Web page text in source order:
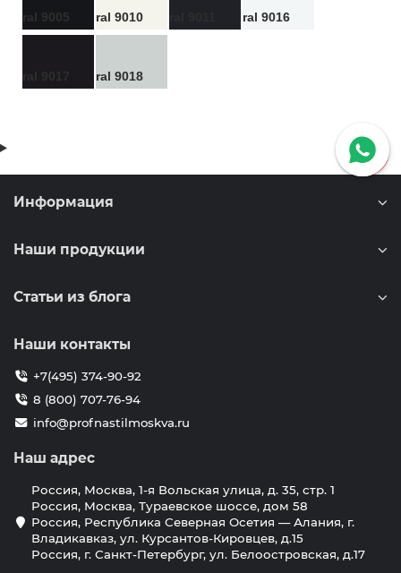
ral 9005 ral 9010 ral 9016
ral 9018
Информация
Наши продукции
Статьи из блога
Наши контакты
+7(495) 374-90-92
8 (800) 707-76-94
info@profnastilmoskva.ru
Наш адрес
Россия, Москва, 1-я Вольская улица, д. 35, стр. 1
Россия, Москва, Тураевское шоссе, дом 58
Россия, Республика Северная Осетия — Алания, г.
Владикавказ, ул. Курсантов-Кировцев, д.15
Россия, г. Санкт-Петербург, ул. Белоостровская, д.17